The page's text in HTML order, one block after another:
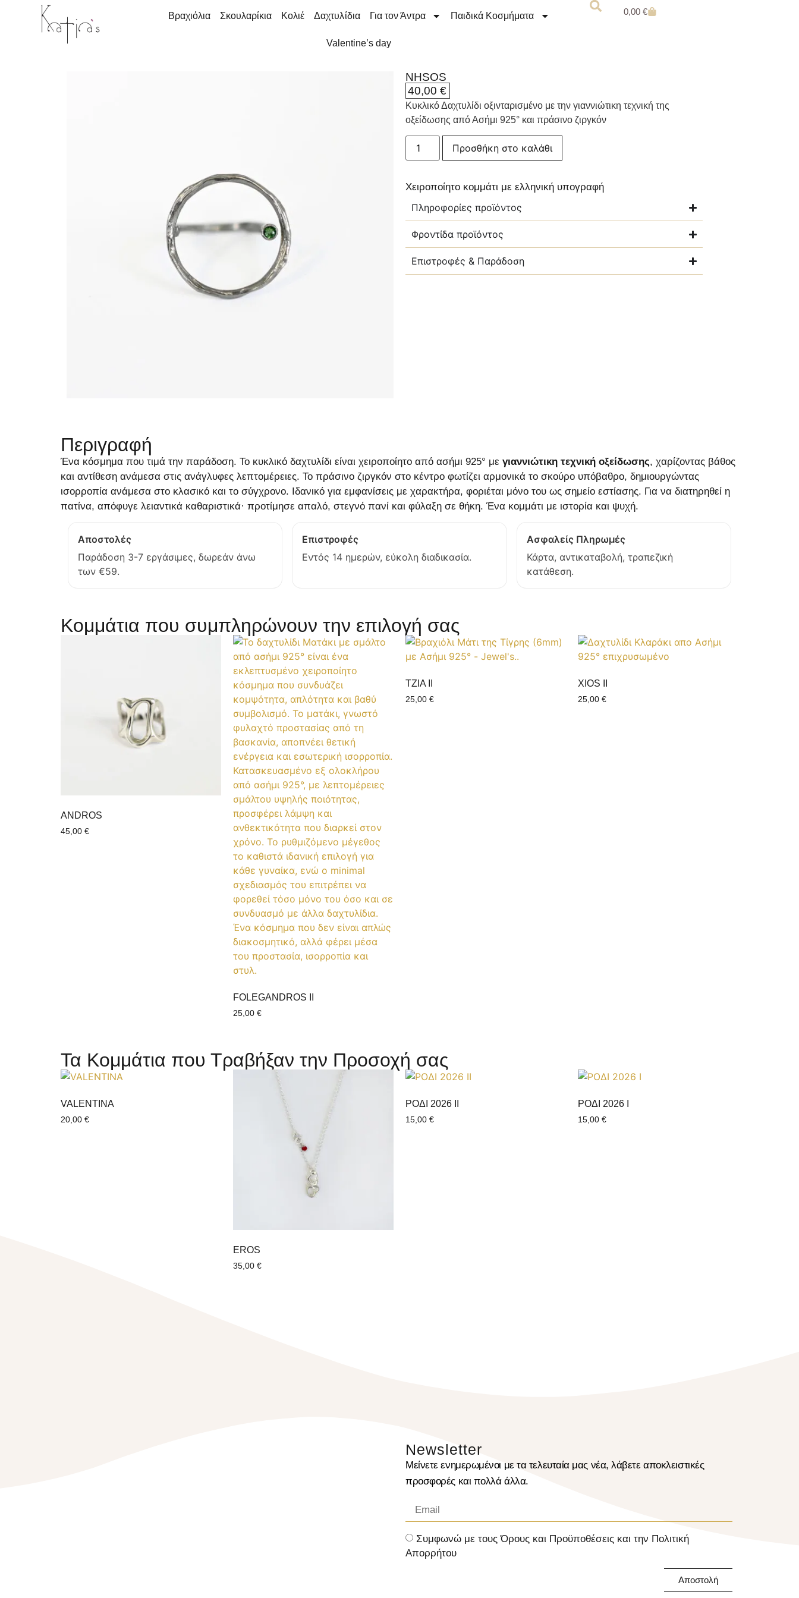
Βραχιόλια Σκουλαρίκια Κολιέ Δαχτυλίδια Για τον Άντρα Παιδικά Κοσμήματα
Valentine’s day
0,00€
NHSOS
40,00 €
Κυκλικό Δαχτυλίδι οξινταρισμένο με την γιαννιώτικη τεχνική της
οξείδωσης από Ασήμι 925° και πράσινο ζιργκόν
Προσθήκη στο καλάθι
Χειροποίητο κομμάτι με ελληνική υπογραφή
Πληροφορίες προϊόντος
Φροντίδα προϊόντος
Επιστροφές & Παράδοση
Περιγραφή
Ένα κόσμημα που τιμά την παράδοση. Το κυκλικό δαχτυλίδι είναι χειροποίητο από ασήμι 925° με γιαννιώτικη τεχνική οξείδωσης, χαρίζοντας βάθος
και αντίθεση ανάμεσα στις ανάγλυφες λεπτομέρειες. Το πράσινο ζιργκόν στο κέντρο φωτίζει αρμονικά το σκούρο υπόβαθρο, δημιουργώντας
ισορροπία ανάμεσα στο κλασικό και το σύγχρονο. Ιδανικό για εμφανίσεις με χαρακτήρα, φοριέται μόνο του ως σημείο εστίασης. Για να διατηρηθεί η
πατίνα, απόφυγε λειαντικά καθαριστικά· προτίμησε απαλό, στεγνό πανί και φύλαξη σε θήκη. Ένα κομμάτι με ιστορία και ψυχή.
Αποστολές
Παράδοση 3-7 εργάσιμες, δωρεάν άνω
των €59.
Επιστροφές
Εντός 14 ημερών, εύκολη διαδικασία.
Ασφαλείς Πληρωμές
Κάρτα, αντικαταβολή, τραπεζική
κατάθεση.
Κομμάτια που συμπληρώνουν την επιλογή σας
ANDROS
45,00 €
FOLEGANDROS II
25,00 €
TZIA II
25,00 €
XIOS II
25,00 €
Τα Κομμάτια που Τραβήξαν την Προσοχή σας
VALENTINΑ
20,00 €
EROS
35,00 €
ΡΟΔΙ 2026 ΙI
15,00 €
ΡΟΔΙ 2026 Ι
15,00 €
Newsletter
Μείνετε ενημερωμένοι με τα τελευταία μας νέα, λάβετε αποκλειστικές
προσφορές και πολλά άλλα.
Συμφωνώ με τους Όρους και Προϋποθέσεις και την Πολιτική
Απορρήτου
Αποστολή